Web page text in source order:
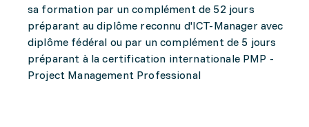
sa formation par un complément de 52 jours
préparant au diplôme reconnu d'ICT-Manager avec
diplôme fédéral ou par un complément de 5 jours
préparant à la certification internationale PMP -
Project Management Professional